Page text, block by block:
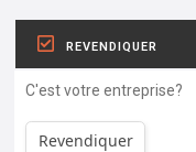
REVENDIQUER
C'est votre entreprise?
Revendiquer